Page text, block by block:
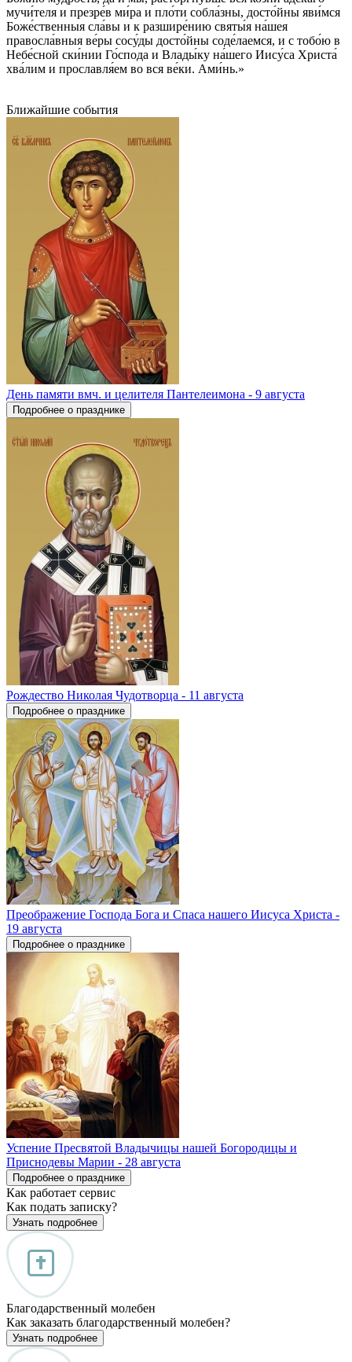
мучи́теля и презре́в ми́ра и пло́ти собла́зны, досто́йны яви́мся
Боже́ственныя сла́вы и к разшире́нию святы́я на́шея
правосла́вныя ве́ры сосу́ды досто́йны соде́лаемся, и с тобо́ю в
Небе́сной ски́нии Го́спода и Влады́ку на́шего Иису́са Христа́
хва́лим и прославля́ем во вся ве́ки. Ами́нь.»
Ближайшие события
День памяти вмч. и целителя Пантелеимона - 9 августа
Подробнее о празднике
Рождество Николая Чудотворца - 11 августа
Подробнее о празднике
Преображение Господа Бога и Спаса нашего Иисуса Христа -
19 августа
Подробнее о празднике
Успение Пресвятой Владычицы нашей Богородицы и
Приснодевы Марии - 28 августа
Подробнее о празднике
Как работает сервис
Как подать записку?
Узнать подробнее
Благодарственный молебен
Как заказать благодарственный молебен?
Узнать подробнее